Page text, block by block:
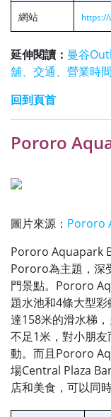
網站
延伸閱讀： 曼谷
舖、交通、營業時
回到頁首
Pororo
圖片來源： Pororo
Pororo Aquapark
Pororo為主題，深
門景點。Pororo
題水池和4條大型
達158米的滑水梯
不足1米，對小朋
動。而且Pororo
場Central Plaza
店和美食，可以同